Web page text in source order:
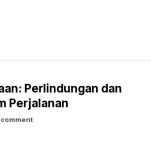
Perlindungan dan
Perjalanan